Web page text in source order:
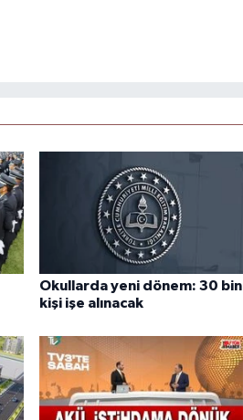
Okullarda yeni dönem: 30 bin
kişi işe alınacak